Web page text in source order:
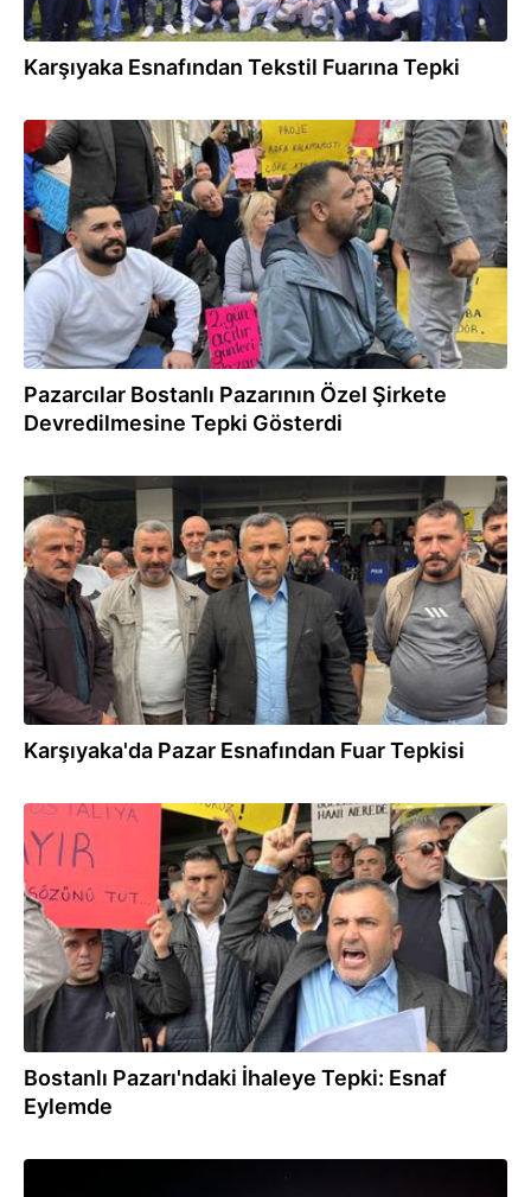
Karşıyaka Esnafından Tekstil Fuarına Tepki
27.10.2025
Pazarcılar Bostanlı Pazarının Özel Şirkete
Devredilmesine Tepki Gösterdi
20.10.2025
Karşıyaka'da Pazar Esnafından Fuar Tepkisi
20.10.2025
Bostanlı Pazarı'ndaki İhaleye Tepki: Esnaf
Eylemde